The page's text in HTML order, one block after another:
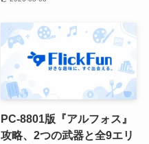
PC-8801版『アルフォス』
攻略、2つの武器と全9エリ